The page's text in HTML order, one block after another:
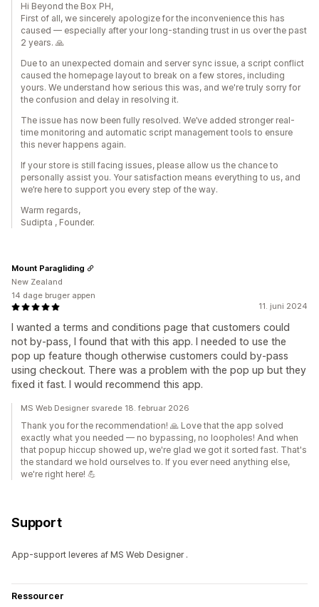
Hi Beyond the Box PH,
First of all, we sincerely apologize for the inconvenience this has
caused — especially after your long-standing trust in us over the past
2 years. 🙏
Due to an unexpected domain and server sync issue, a script conflict
caused the homepage layout to break on a few stores, including
yours. We understand how serious this was, and we're truly sorry for
the confusion and delay in resolving it.
The issue has now been fully resolved. We’ve added stronger real-
time monitoring and automatic script management tools to ensure
this never happens again.
If your store is still facing issues, please allow us the chance to
personally assist you. Your satisfaction means everything to us, and
we’re here to support you every step of the way.
Warm regards,
Sudipta , Founder.
11. juni 2024
I wanted a terms and conditions page that customers could
not by-pass, I found that with this app. I needed to use the
pop up feature though otherwise customers could by-pass
using checkout. There was a problem with the pop up but they
fixed it fast. I would recommend this app.
Mount Paragliding
New Zealand
14 dage bruger appen
MS Web Designer svarede 18. februar 2026
Thank you for the recommendation! 🙏 Love that the app solved
exactly what you needed — no bypassing, no loopholes! And when
that popup hiccup showed up, we're glad we got it sorted fast. That's
the standard we hold ourselves to. If you ever need anything else,
we're right here! 💪
Support
App-support leveres af MS Web Designer .
Ressourcer